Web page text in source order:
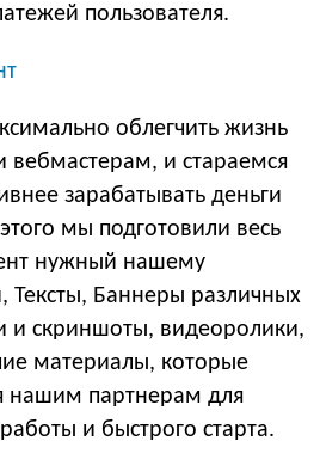
пользователя.
облегчить жизнь
и стараемся
зарабатывать деньги
мы подготовили весь
нужный нашему
Тексты, Баннеры различных
и скриншоты, видеоролики,
материалы, которые
нашим партнерам для
и быстрого старта.